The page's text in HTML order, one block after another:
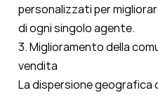
personalizzati per
di ogni singolo agente.
3. Miglioramento della
vendita
La dispersione geografica